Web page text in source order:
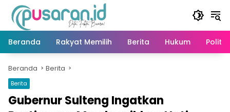
Langsung
konten
Beranda
Rakyat Memilih Berita Hukum Politik
Beranda Berita
Berita
Gubernur Sulteng Ingatkan